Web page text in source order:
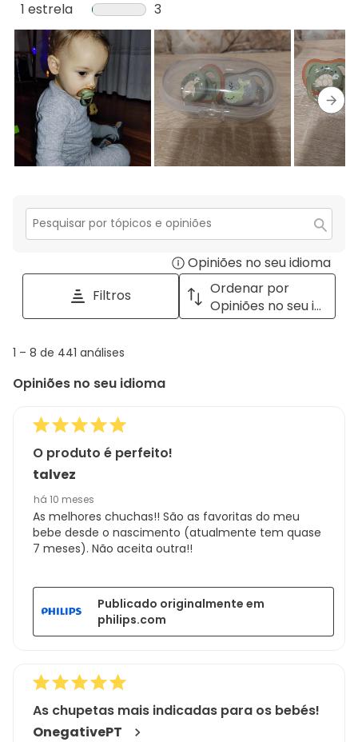
com
estrelas.
análises
com
3
estrelas.
1
análise
com
estrelas.
1 estrela estrelas
3
3
análises
com
estrela.
Secção
Opiniões no seu idioma
a
with
Filtros
Ordenar por
Opiniões no seu idioma
1
8
análises
1 – 8 de 441 análises
Opiniões no seu idioma
O produto é perfeito!
talvez
há 10 meses
As melhores chuchas!! São as favoritas do meu
bebe desde o nascimento (atualmente tem quase
7 meses). Não aceita outra!!
Publicado originalmente em
philips.com
As chupetas mais indicadas para os bebés!
OnegativePT